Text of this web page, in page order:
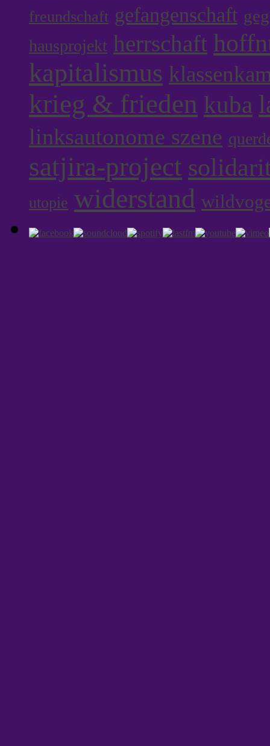
freundschaft gefangenschaft
hausprojekt herrschaft
kapitalismus
krieg & frieden kuba
linksautonome szene
satjira-project
utopie widerstand